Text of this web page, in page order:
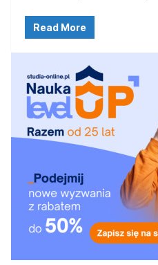
Read More